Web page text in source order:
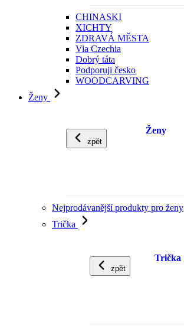
CHINASKI
XICHTY
ZDRAVÁ MĚSTA
Via Czechia
Dobrý táta
Podporuji česko
WOODCARVING
Ženy
zpět
Ženy
Nejprodávanější produkty pro ženy
Trička
zpět
Trička